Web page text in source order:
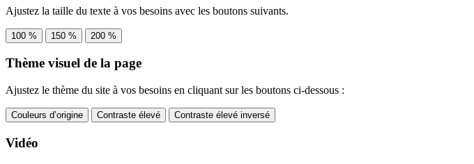
Ajustez la taille du texte à vos besoins avec les boutons suivants.
100 % 150 % 200 %
Thème visuel de la page
Ajustez le thème du site à vos besoins en cliquant sur les boutons ci-dessous :
Couleurs d’origine Contraste élevé Contraste élevé inversé
Vidéo